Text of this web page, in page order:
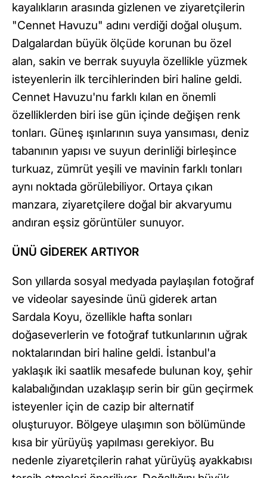
kayalıkların arasında gizlenen ve ziyaretçilerin
"Cennet Havuzu" adını verdiği doğal oluşum.
Dalgalardan büyük ölçüde korunan bu özel
alan, sakin ve berrak suyuyla özellikle yüzmek
isteyenlerin ilk tercihlerinden biri haline geldi.
Cennet Havuzu'nu farklı kılan en önemli
özelliklerden biri ise gün içinde değişen renk
tonları. Güneş ışınlarının suya yansıması, deniz
tabanının yapısı ve suyun derinliği birleşince
turkuaz, zümrüt yeşili ve mavinin farklı tonları
aynı noktada görülebiliyor. Ortaya çıkan
manzara, ziyaretçilere doğal bir akvaryumu
andıran eşsiz görüntüler sunuyor.
ÜNÜ GİDEREK ARTIYOR
Son yıllarda sosyal medyada paylaşılan fotoğraf
ve videolar sayesinde ünü giderek artan
Sardala Koyu, özellikle hafta sonları
doğaseverlerin ve fotoğraf tutkunlarının uğrak
noktalarından biri haline geldi. İstanbul'a
yaklaşık iki saatlik mesafede bulunan koy, şehir
kalabalığından uzaklaşıp serin bir gün geçirmek
isteyenler için de cazip bir alternatif
oluşturuyor. Bölgeye ulaşımın son bölümünde
kısa bir yürüyüş yapılması gerekiyor. Bu
nedenle ziyaretçilerin rahat yürüyüş ayakkabısı